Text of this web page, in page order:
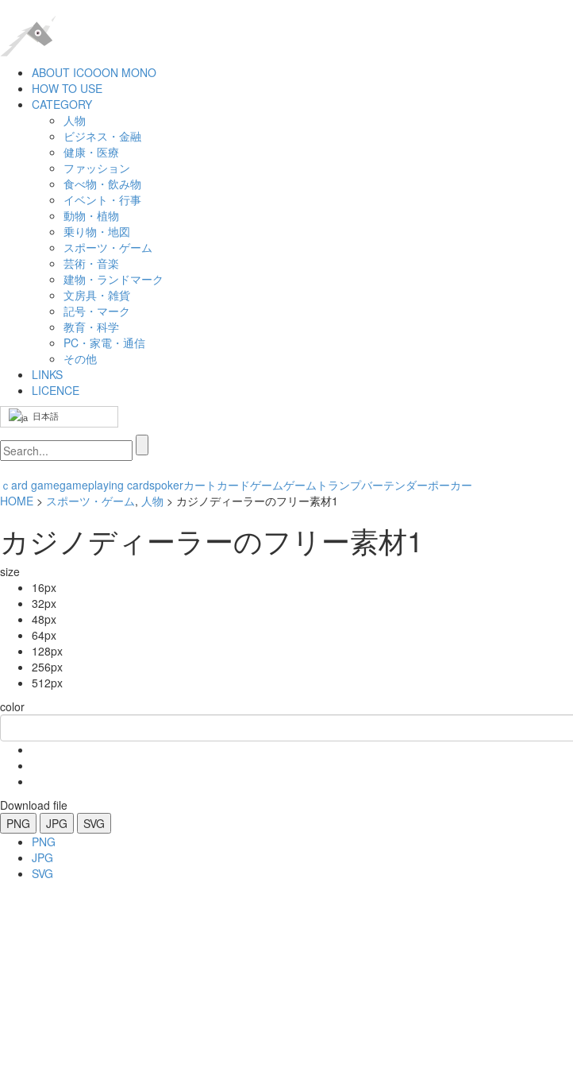
ABOUT ICOOON MONO
HOW TO USE
CATEGORY
人物
ビジネス・金融
健康・医療
ファッション
食べ物・飲み物
イベント・行事
動物・植物
乗り物・地図
スポーツ・ゲーム
芸術・音楽
建物・ランドマーク
文房具・雑貨
記号・マーク
教育・科学
PC・家電・通信
その他
LINKS
LICENCE
日本語
ｃard gamegameplaying cardspokerカート カードゲームゲーム トランプバーテンダーポーカー
HOME > スポーツ・ゲーム, 人物 > カジノディーラーのフリー素材1
カジノディーラーのフリー素材1
size
16px
32px
48px
64px
128px
256px
512px
color
Download file
PNG
JPG
SVG
PNG
JPG
SVG